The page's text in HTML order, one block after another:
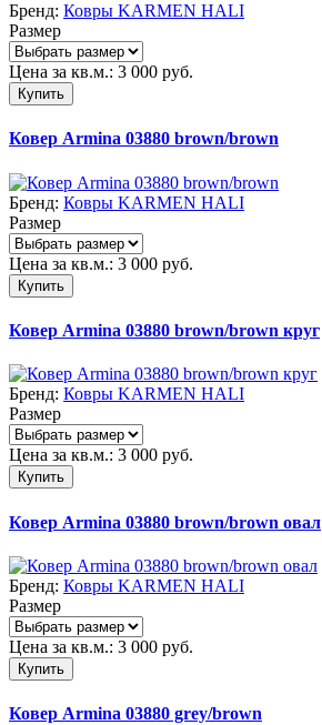
Бренд: Ковры KARMEN HALI
Размер
Цена за кв.м.: 3 000 руб.
Купить
Ковер Armina 03880 brown/brown
Бренд: Ковры KARMEN HALI
Размер
Цена за кв.м.: 3 000 руб.
Купить
Ковер Armina 03880 brown/brown круг
Бренд: Ковры KARMEN HALI
Размер
Цена за кв.м.: 3 000 руб.
Купить
Ковер Armina 03880 brown/brown овал
Бренд: Ковры KARMEN HALI
Размер
Цена за кв.м.: 3 000 руб.
Купить
Ковер Armina 03880 grey/brown